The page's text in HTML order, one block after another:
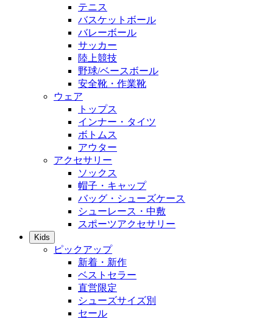
テニス
バスケットボール
バレーボール
サッカー
陸上競技
野球/ベースボール
安全靴・作業靴
ウェア
トップス
インナー・タイツ
ボトムス
アウター
アクセサリー
ソックス
帽子・キャップ
バッグ・シューズケース
シューレース・中敷
スポーツアクセサリー
Kids
ピックアップ
新着・新作
ベストセラー
直営限定
シューズサイズ別
セール